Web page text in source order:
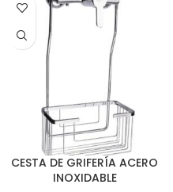
CESTA DE GRIFERÍA ACERO
INOXIDABLE